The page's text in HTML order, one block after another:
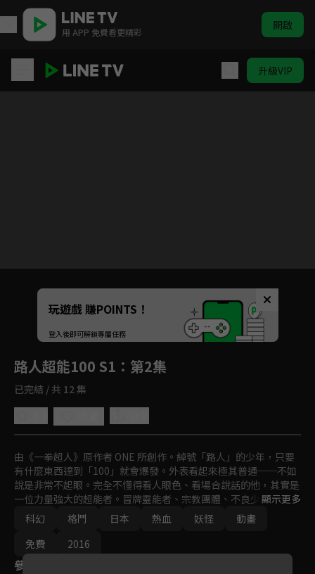
用 APP 免費看更精彩 開啟
升級VIP
Unmute
如有不便請見諒
玩遊戲 賺POINTS！
登入後即可解鎖專屬任務
路人超能100 S1 ：第2集
已完結 / 共 12 集
由《一拳超人》原作者 ONE 所創作。綽號「路人」的少年，只要
有什麼東西達到「100」就會爆發。外表看起來極其普通──不如
說是非常不起眼。完全不懂得看人眼色、看場合說話的他，其實是
一位力量強大的超能者。冒牌靈能者、宗教團體、不良少年的老
大、充滿謎團的神祕組織全都看上他那能力，一個接一個地出現。
路人希望擁有平凡的青春年少時光，平穩的日子會到來嗎？原作者
ONE與動畫工作室BONES攜手合作，震憾衝擊的超能力青春動
畫，就此揭開序幕！
顯示更多
科幻
格鬥 日本 熱血 妖怪
動畫
免費
2016
參與演員